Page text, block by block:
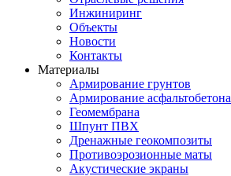
Инжиниринг
Объекты
Новости
Контакты
Материалы
Армирование грунтов
Армирование асфальтобетона
Геомембрана
Шпунт ПВХ
Дренажные геокомпозиты
Противоэрозионные маты
Акустические экраны